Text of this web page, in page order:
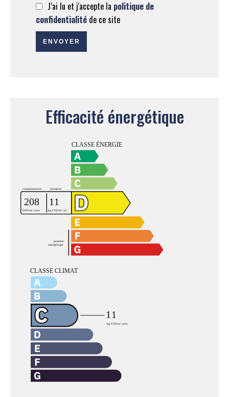
J’ai lu et j'accepte la politique de
confidentialité de ce site
ENVOYER
Efficacité énergétique